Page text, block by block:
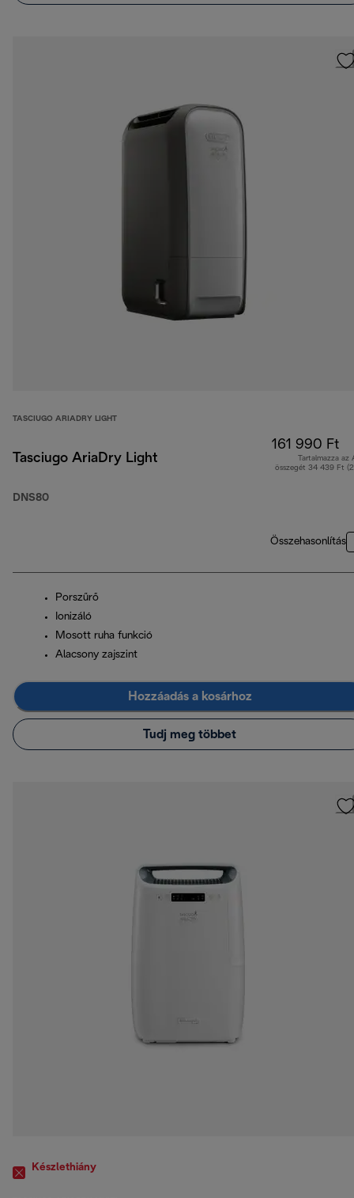
TASCIUGO ARIADRY LIGHT
Tasciugo AriaDry Light
DNS80
161 990 Ft
Tartalmazza az
összegét 34 439 Ft
Összehasonlítás
Porszűrő
Ionizáló
Mosott ruha funkció
Alacsony zajszint
Hozzáadás a kosárhoz
Tudj meg többet
Készlethiány